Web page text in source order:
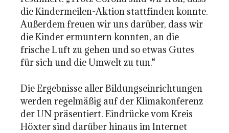
die Kindermeilen-Aktion stattfinden konnte.
Außerdem freuen wir uns darüber, dass wir
die Kinder ermuntern konnten, an die
frische Luft zu gehen und so etwas Gutes
für sich und die Umwelt zu tun.“
Die Ergebnisse aller Bildungseinrichtungen
werden regelmäßig auf der Klimakonferenz
der UN präsentiert. Eindrücke vom Kreis
Höxter sind darüber hinaus im Internet